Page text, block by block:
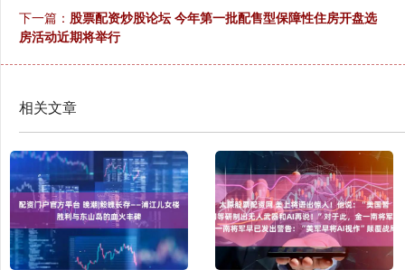
下一篇： 股票配资炒股论坛 今年第一批配售型保障性住房开盘选
房活动近期将举行
相关文章